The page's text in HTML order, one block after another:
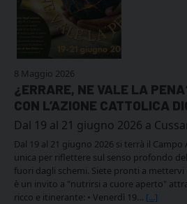
8 Maggio 2026
¿ERRARE, NE VALE LA
CON L’AZIONE CATTOLICA
Dal 19 al 21 giugno 2026 a
Dal 19 al 21 giugno 2026 si terrà il Campo
unica per riflettere sul senso profondo
fuori dagli schemi. Siete pronti a mettervi
è un invito a "nutrirsi a cuore aperto"
ricco e itinerante: •⁠ ⁠Venerdì 19… [...]